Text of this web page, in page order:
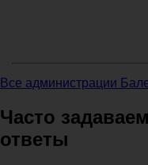
Все администрации
Часто
ответы